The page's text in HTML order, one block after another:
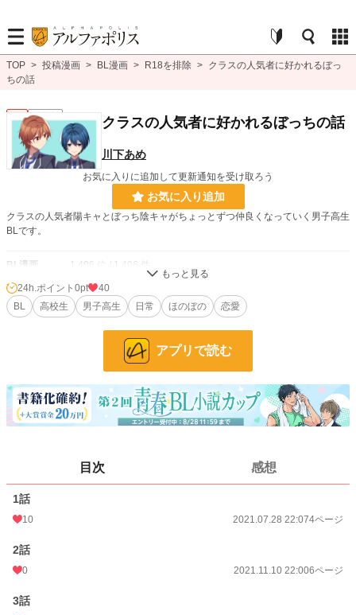
TOP > 投稿漫画 > BL漫画 > R18を排除 > クラスの人気者に好かれるぼっ
ちの話
連載中 クラスの人気者に好かれるぼっちの話
川下あめ
お気に入りに追加して更新通知を受け取ろう
お気に入り追加
クラスの人気者陽キャとぼっち陰キャがちょっとずつ仲良くなっていく男子高生
BLです。
BL漫画 1,406 位 / 1,406 件
BL 1,080 位 / 1,080 件
お気に入り 444
更新日時 2023.07.26 21:40
28 pt (338 位)
月間ポイント 98 pt (442 位)
年間ポイント
累計ポイント
24h.ポイント 0pt
40
BL
高校生 男子高生 日常 ほのぼの 恋愛
アプリで読む
目次 感想
1話
10 2021.07.28 22:074ページ
2話
0 2021.11.10 22:006ページ
3話